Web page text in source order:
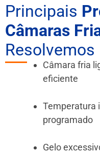
Principais
Câmaras
Resolvemos
Câmara fria
eficiente
Temperatura
programado
Gelo